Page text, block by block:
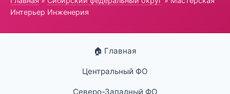
Интерьер Инженерия
🏠 Главная
Центральный ФО
Северо-Западный ФО